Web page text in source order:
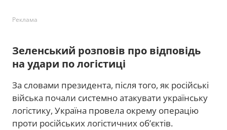
Реклама
Зеленський розповів про відповідь
на удари по логістиці
За словами президента, після того, як російські
війська почали системно атакувати українську
логістику, Україна провела окрему операцію
проти російських логістичних об’єктів.